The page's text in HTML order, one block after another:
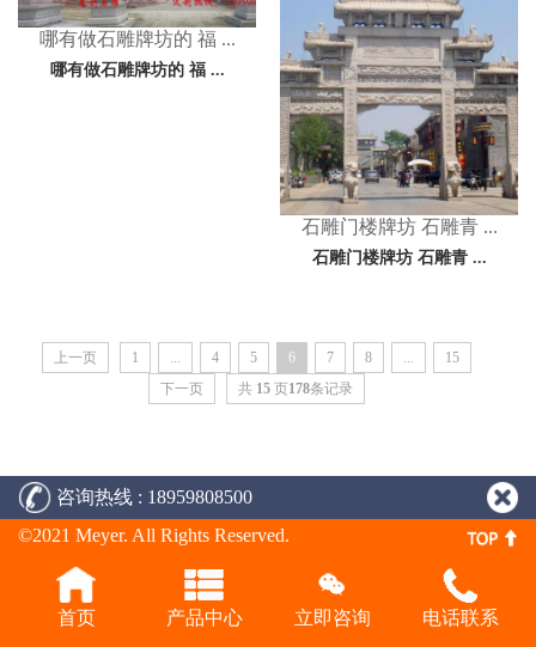
哪有做石雕牌坊的 福 ...
哪有做石雕牌坊的 福 ...
石雕门楼牌坊 石雕青 ...
石雕门楼牌坊 石雕青 ...
上一页 1 ... 4 5 6 7 8 ...
15
下一页
共 15 页178条记录
咨询热线 : 18959808500
©2021 Meyer. All Rights Reserved.
首页 产品中心 立即咨询 电话联系